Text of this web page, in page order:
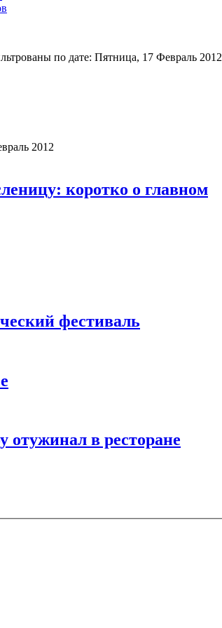
по дате: Пятница, 17 Февраль 2012
2012
коротко о главном
фестиваль
отужинал в ресторане